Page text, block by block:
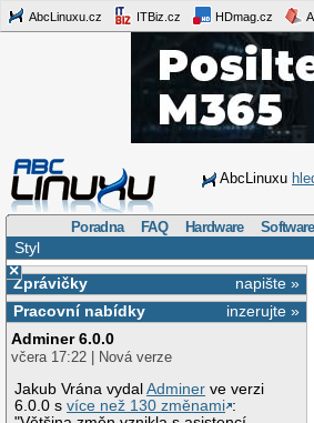
AbcLinuxu.cz ITBiz.cz HDmag.cz
AbcLinuxu
Poradna FAQ Hardware Software
Styl
×
napište »
Zprávičky
inzerujte »
Pracovní nabídky
Adminer 6.0.0
včera 17:22 | Nová verze
Jakub Vrána vydalAdminer ve verzi
6.0.0 svíce než 130 změnami :